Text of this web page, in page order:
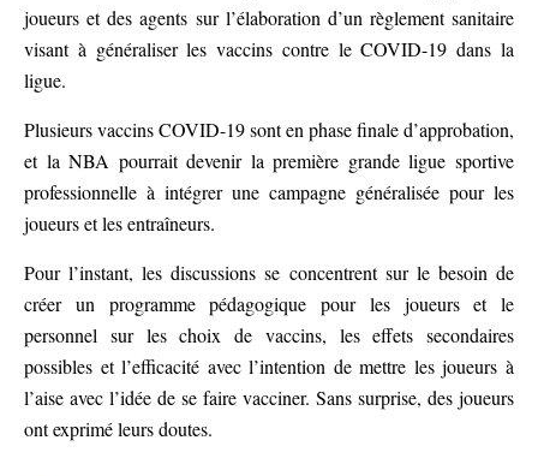
joueurs et des agents sur l’élaboration d’un règlement sanitaire
visant à généraliser les vaccins contre le COVID-19 dans la
ligue.
Plusieurs vaccins COVID-19 sont en phase finale d’approbation,
et la NBA pourrait devenir la première grande ligue sportive
professionnelle à intégrer une campagne généralisée pour les
joueurs et les entraîneurs.
Pour l’instant, les discussions se concentrent sur le besoin de
créer un programme pédagogique pour les joueurs et le
personnel sur les choix de vaccins, les effets secondaires
possibles et l’efficacité avec l’intention de mettre les joueurs à
l’aise avec l’idée de se faire vacciner. Sans surprise, des joueurs
ont exprimé leurs doutes.